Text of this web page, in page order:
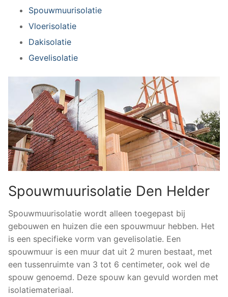
Spouwmuurisolatie
Vloerisolatie
Dakisolatie
Gevelisolatie
Spouwmuurisolatie Den Helder
Spouwmuurisolatie wordt alleen toegepast bij
gebouwen en huizen die een spouwmuur hebben. Het
is een specifieke vorm van gevelisolatie. Een
spouwmuur is een muur dat uit 2 muren bestaat, met
een tussenruimte van 3 tot 6 centimeter, ook wel de
spouw genoemd. Deze spouw kan gevuld worden met
isolatiemateriaal.